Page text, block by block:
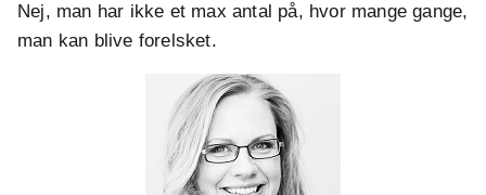
Nej, man har ikke et max antal på, hvor mange gange,
man kan blive forelsket.